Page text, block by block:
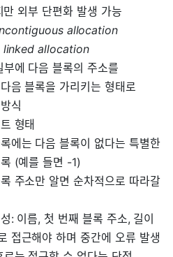
만 외부 단편화 발생 가능
allocation
linked allocation
부에 다음 블록의 주소를
음 블록을 가리키는 형태로
식
형태
에는 다음 블록이 없다는 특별한
(예를 들면 -1)
주소만 알면 순차적으로 따라갈
: 이름, 첫 번째 블록 주소, 길이
접근해야 하며 중간에 오류 발생